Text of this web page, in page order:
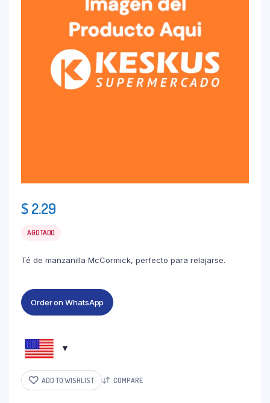
$2.29
AGOTADO
Té de manzanilla McCormick, perfecto para relajarse.
Order on WhatsApp
ADD TO WISHLIST COMPARE